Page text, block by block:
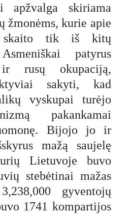
skiriama
žmonėms, kurie apie
skaito tik iš kitų
patyrus
ir rusų okupaciją,
sakyti, kad
vyskupai turėjo
pakankamai
Bijojo jo ir
mažą saujelę
Lietuvoje buvo
stebėtinai mažas
gyventojų
1741 kompartijos